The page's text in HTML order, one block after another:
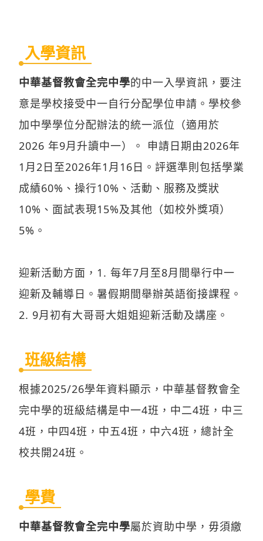
入學資訊
中華基督教會全完中學的中一入學資訊，要注
意是學校接受中一自行分配學位申請。學校參
加中學學位分配辦法的統一派位（適用於
2026 年9月升讀中一）。 申請日期由2026年
1月2日至2026年1月16日。評選準則包括學業
成績60%、操行10%、活動、服務及獎狀
10%、面試表現15%及其他（如校外獎項）
5%。
迎新活動方面，1. 每年7月至8月間舉行中一
迎新及輔導日。暑假期間舉辦英語銜接課程。
2. 9月初有大哥哥大姐姐迎新活動及講座。
班級結構
根據2025/26學年資料顯示，中華基督教會全
完中學的班級結構是中一4班，中二4班，中三
4班，中四4班，中五4班，中六4班，總計全
校共開24班。
學費
中華基督教會全完中學屬於資助中學，毋須繳